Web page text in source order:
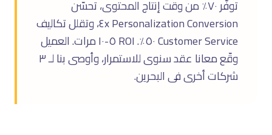
توفّر ٧٠٪ من وقت إنتاج المحتوى، تحسّن
Personalization Conversion ٤x، وتقلل تكاليف
Customer Service ٥٠٪. ROI ٥-١٠ مرات. العميل
وقّع معانا عقد سنوى للاستمرار، وأوصى بنا لـ ٣
شركات أخرى فى البحرين.